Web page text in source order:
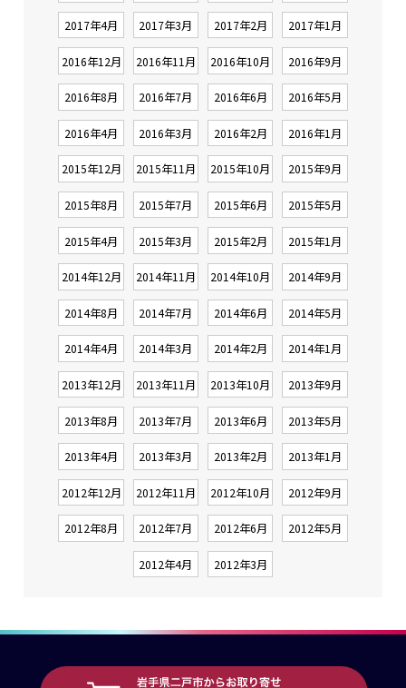
2017年4月 2017年3月 2017年2月 2017年1月
2016年12月 2016年11月 2016年10月 2016年9月
2016年8月 2016年7月 2016年6月 2016年5月
2016年4月 2016年3月 2016年2月 2016年1月
2015年12月 2015年11月 2015年10月 2015年9月
2015年8月 2015年7月 2015年6月 2015年5月
2015年4月 2015年3月 2015年2月 2015年1月
2014年12月 2014年11月 2014年10月 2014年9月
2014年8月 2014年7月 2014年6月 2014年5月
2014年4月 2014年3月 2014年2月 2014年1月
2013年12月 2013年11月 2013年10月 2013年9月
2013年8月 2013年7月 2013年6月 2013年5月
2013年4月 2013年3月 2013年2月 2013年1月
2012年12月 2012年11月 2012年10月 2012年9月
2012年8月 2012年7月 2012年6月 2012年5月
2012年4月 2012年3月